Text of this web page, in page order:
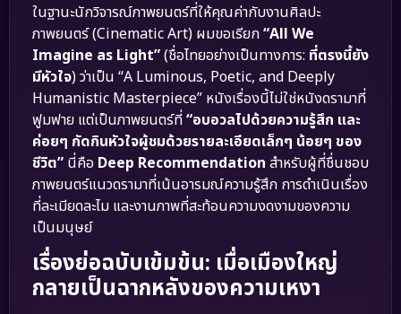
ในฐานะนักวิจารณ์ภาพยนตร์ที่ให้คุณค่ากับงานศิลปะ
ภาพยนตร์ (Cinematic Art) ผมขอเรียก“All We
Imagine as Light”(ชื่อไทยอย่างเป็นทางการ: ที่ตรงนี้ยัง
มีหัวใจ) ว่าเป็น “A Luminous, Poetic, and Deeply
Humanistic Masterpiece” หนังเรื่องนี้ไม่ใช่หนังดรามาที่
ฟูมฟาย แต่เป็นภาพยนตร์ที่“อบอวลไปด้วยความรู้สึก และ
ค่อยๆ กัดกินหัวใจผู้ชมด้วยรายละเอียดเล็กๆ น้อยๆ ของ
ชีวิต” นี่คือ Deep Recommendation สำหรับผู้ที่ชื่นชอบ
ภาพยนตร์แนวดรามาที่เน้นอารมณ์ความรู้สึก การดำเนินเรื่อง
ที่ละเมียดละไม และงานภาพที่สะท้อนความงดงามของความ
เป็นมนุษย์
เรื่องย่อฉบับเข้มข้น: เมื่อเมืองใหญ่
กลายเป็นฉากหลังของความเหงา